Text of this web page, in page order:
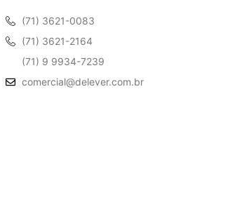
(71) 3621-0083
(71) 3621-2164
(71) 9 9934-7239
comercial@delever.com.br